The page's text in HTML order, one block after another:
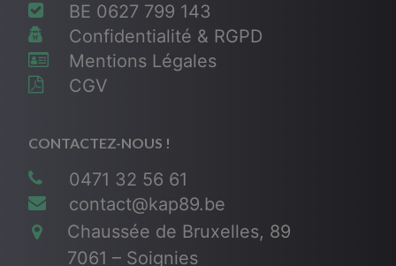
BE 0627 799 143
Confidentialité & RGPD
Mentions Légales
CGV
CONTACTEZ-NOUS !
0471 32 56 61
contact@kap89.be
Chaussée de Bruxelles, 89
7061 – Soignies